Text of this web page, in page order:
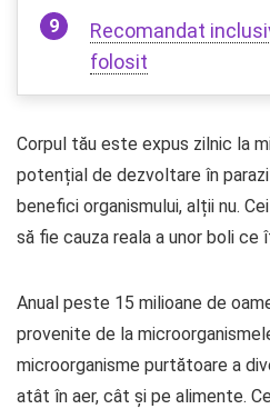
Recomandat
folosit
Corpul tău este expus zilnic la
potențial de dezvoltare în
benefici organismului, alții nu.
să fie cauza reala a unor boli ce
Anual peste 15 milioane de
provenite de la
microorganisme purtătoare a
atât în aer, cât și pe alimente.